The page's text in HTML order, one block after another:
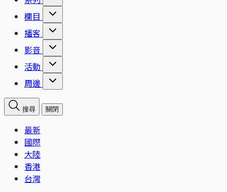
欄目
播客
影音
活動
周邊
搜尋 關閉
最新
國際
大陸
香港
台灣